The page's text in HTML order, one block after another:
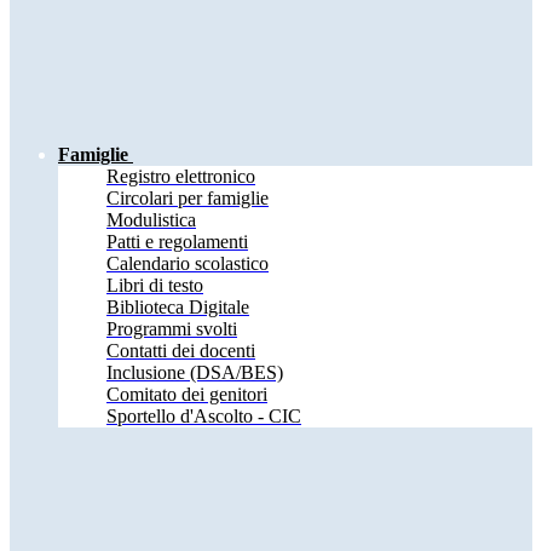
Famiglie
Registro elettronico
Circolari per famiglie
Modulistica
Patti e regolamenti
Calendario scolastico
Libri di testo
Biblioteca Digitale
Programmi svolti
Contatti dei docenti
Inclusione (DSA/BES)
Comitato dei genitori
Sportello d'Ascolto - CIC